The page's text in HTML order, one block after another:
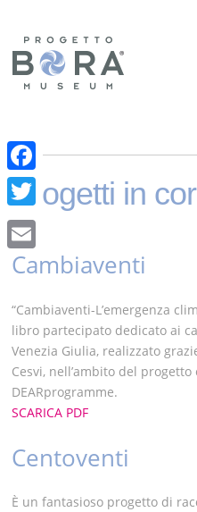
F
c
e
o
o
k
T
w
E
Progetti in
Cambiaventi
“Cambiaventi-L’emergenza
libro partecipato dedicato ai
Venezia Giulia, realizzato
Cesvi, nell’ambito del
DEARprogramme.
SCARICA PDF
Centoventi
È un fantasioso progetto di